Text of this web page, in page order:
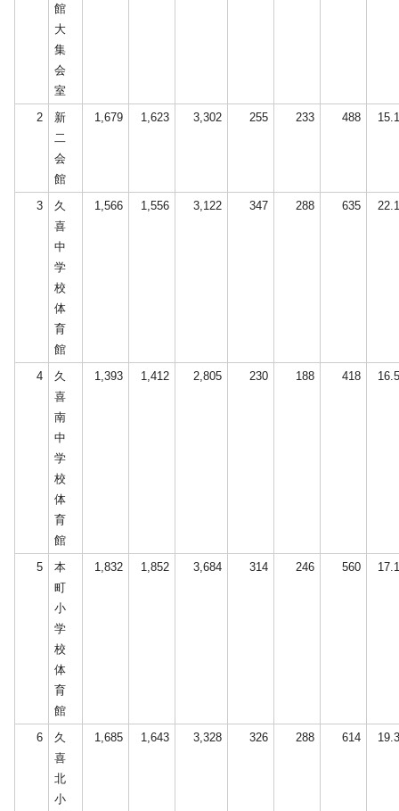
館
大
集
会
室
2
新
二
会
館
1,679 1,623 3,302 255 233 488
3
久
喜
中
学
校
体
育
館
1,566 1,556 3,122 347 288 635
4
久
喜
南
中
学
校
体
育
館
1,393 1,412 2,805 230 188 418
5
本
町
小
学
校
体
育
館
1,832 1,852 3,684 314 246 560
6
久
喜
北
小
1,685 1,643 3,328 326 288 614